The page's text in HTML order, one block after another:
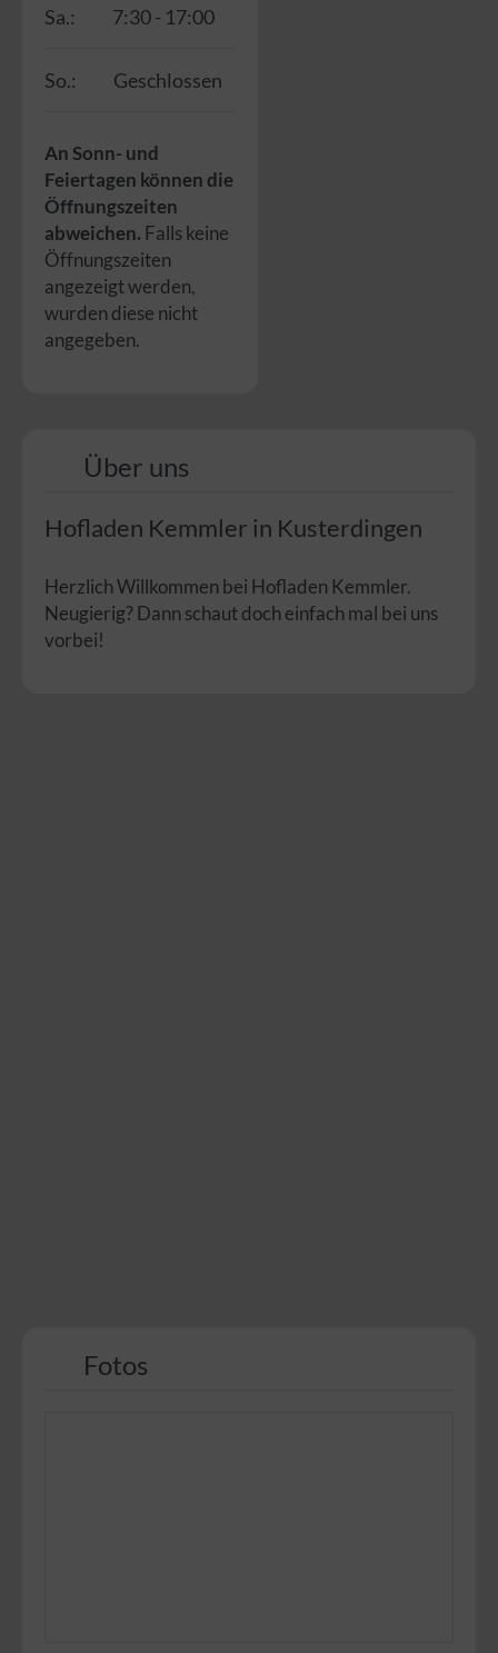
Sa.: 7:30 - 17:00
So.: Geschlossen
An Sonn- und
Feiertagen können die
Öffnungszeiten
abweichen. Falls keine
Öffnungszeiten
angezeigt werden,
wurden diese nicht
angegeben.
Über uns
Hofladen Kemmler in Kusterdingen
Herzlich Willkommen bei Hofladen Kemmler.
Neugierig? Dann schaut doch einfach mal bei uns
vorbei!
Fotos